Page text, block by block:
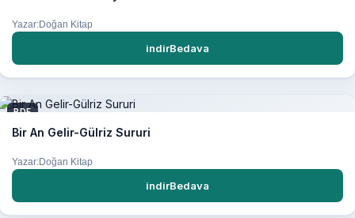
Yazar:Doğan Kitap
indirBedava
PDF
Bir An Gelir-Gülriz Sururi
Yazar:Doğan Kitap
indirBedava